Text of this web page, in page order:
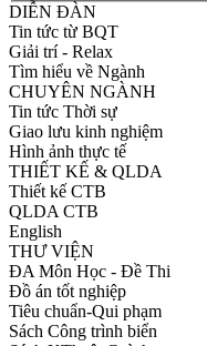
DIỄN ĐÀN
Tin tức từ BQT
Giải trí - Relax
Tìm hiểu về Ngành
CHUYÊN NGÀNH
Tin tức Thời sự
Giao lưu kinh nghiệm
Hình ảnh thực tế
THIẾT KẾ & QLDA
Thiết kế CTB
QLDA CTB
English
THƯ VIỆN
ĐA Môn Học - Đề Thi
Đồ án tốt nghiệp
Tiêu chuẩn-Qui phạm
Sách Công trình biển